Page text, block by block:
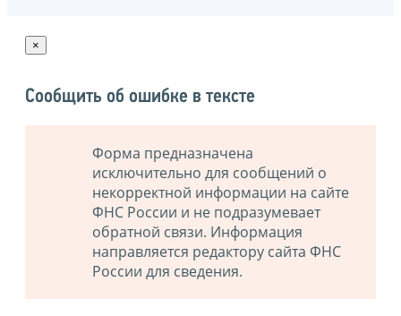
×
Сообщить об ошибке в тексте
Форма предназначена
исключительно для сообщений о
некорректной информации на сайте
ФНС России и не подразумевает
обратной связи. Информация
направляется редактору сайта ФНС
России для сведения.